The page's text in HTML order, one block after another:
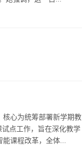
核心为统筹部署新学期教
点工作，旨在深化教学
能课程改革，全体...